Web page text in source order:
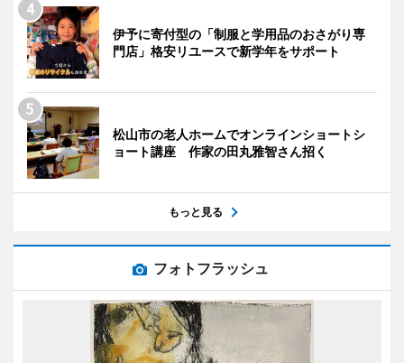
伊予に寄付型の「制服と学用品のおさがり専
門店」格安リユースで新学年をサポート
松山市の老人ホームでオンラインショートシ
ョート講座 作家の田丸雅智さん招く
もっと見る
フォトフラッシュ